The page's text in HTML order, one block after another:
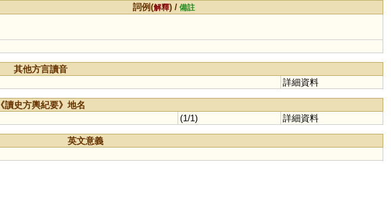
詞例(解釋) /備註
其他方言讀音
詳細資料
《讀史方輿紀要》地名
(1/1) 詳細資料
英文意義